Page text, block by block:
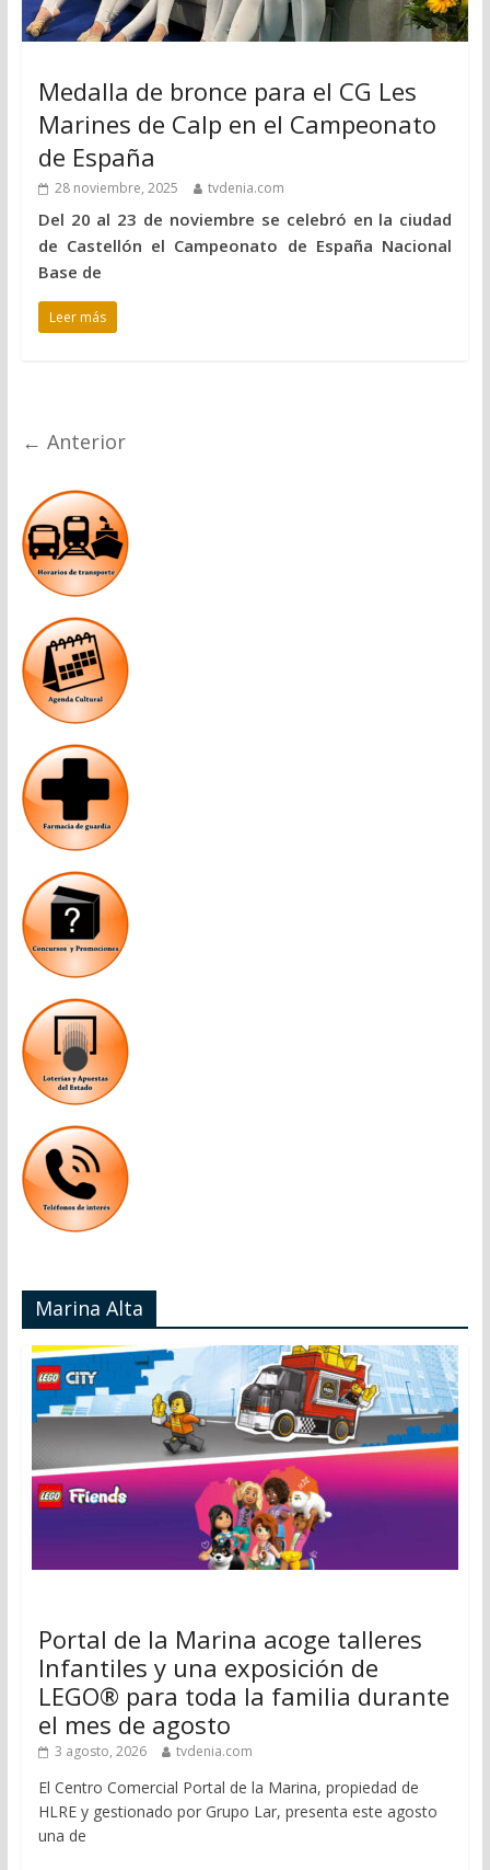
Medalla de bronce para el CG Les
Marines de Calp en el Campeonato
de España
28 noviembre, 2025 tvdenia.com
Del 20 al 23 de noviembre se celebró en la ciudad
de Castellón el Campeonato de España Nacional
Base de
Leer más
← Anterior
Marina Alta
Portal de la Marina acoge talleres
Infantiles y una exposición de
LEGO® para toda la familia durante
el mes de agosto
3 agosto, 2026 tvdenia.com
El Centro Comercial Portal de la Marina, propiedad de
HLRE y gestionado por Grupo Lar, presenta este agosto
una de